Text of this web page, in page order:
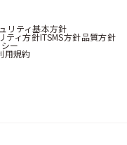
リティ基本方針
ティ方針ITSMS方針品質方針
ー
用規約